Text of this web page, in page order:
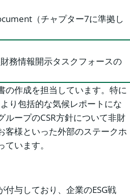
（チャプター7に準拠し
務情報開示タスクフォースの
の作成を担当しています。特に
り包括的な気候レポートにな
ループのCSR方針について非財
客様といった外部のステークホ
います。
与しており、企業のESG戦